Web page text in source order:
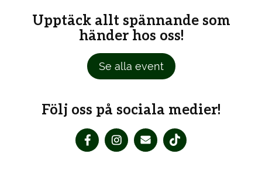
Upptäck allt spännande som
händer hos oss!
Se alla event
Följ oss på sociala medier!